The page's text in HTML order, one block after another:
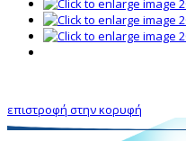
επιστροφή στην κορυφή